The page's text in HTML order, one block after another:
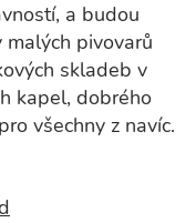
a budou
pivovarů
skladeb v
kapel, dobrého
všechny z navíc.